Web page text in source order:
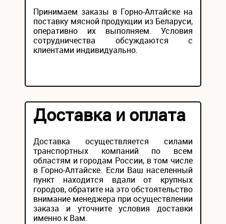
Принимаем заказы в Горно-Алтайске на
поставку мясной продукции из Беларуси,
оперативно их выполняем. Условия
сотрудничества обсуждаются с
клиентами индивидуально.
Доставка и оплата
Доставка осуществляется силами
транспортных компаний по всем
областям и городам России, в том числе
в Горно-Алтайске. Если Ваш населенный
пункт находится вдали от крупных
городов, обратите на это обстоятельство
внимание менеджера при осуществлении
заказа и уточните условия доставки
именно к Вам.